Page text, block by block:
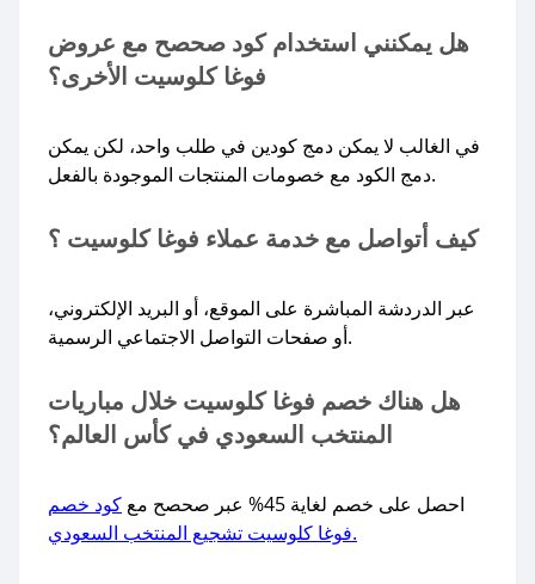
هل يمكنني استخدام كود صحصح مع عروض
فوغا كلوسيت الأخرى؟
في الغالب لا يمكن دمج كودين في طلب واحد، لكن يمكن
دمج الكود مع خصومات المنتجات الموجودة بالفعل.
كيف أتواصل مع خدمة عملاء فوغا كلوسيت ؟
عبر الدردشة المباشرة على الموقع، أو البريد الإلكتروني،
أو صفحات التواصل الاجتماعي الرسمية.
هل هناك خصم فوغا كلوسيت خلال مباريات
المنتخب السعودي في كأس العالم؟
احصل على خصم لغاية 45% عبر صحصح مع
كود خصم
فوغا كلوسيت تشجيع المنتخب السعودي.